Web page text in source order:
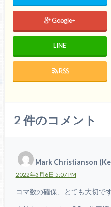
Google+
LINE
RSS
2 件のコメント
Mark Christianson
2022年3月6日 5:07 PM
コマ数の確保、とても大切です